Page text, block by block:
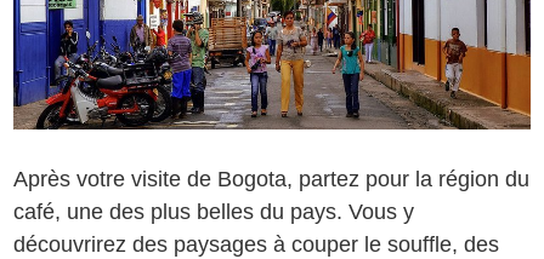
Après votre visite de Bogota, partez pour la région du
café, une des plus belles du pays. Vous y
découvrirez des paysages à couper le souffle, des